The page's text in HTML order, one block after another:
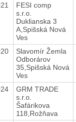
FESI comp
s.r.o.
Duklianska 3
A,Spišská Nová
Ves
Slavomír Žemla
Odborárov
35,Spišská Nová
Ves
GRM TRADE
s.r.o.
Šafárikova
118,Rožňava